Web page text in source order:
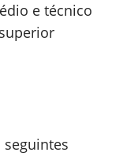
e técnico